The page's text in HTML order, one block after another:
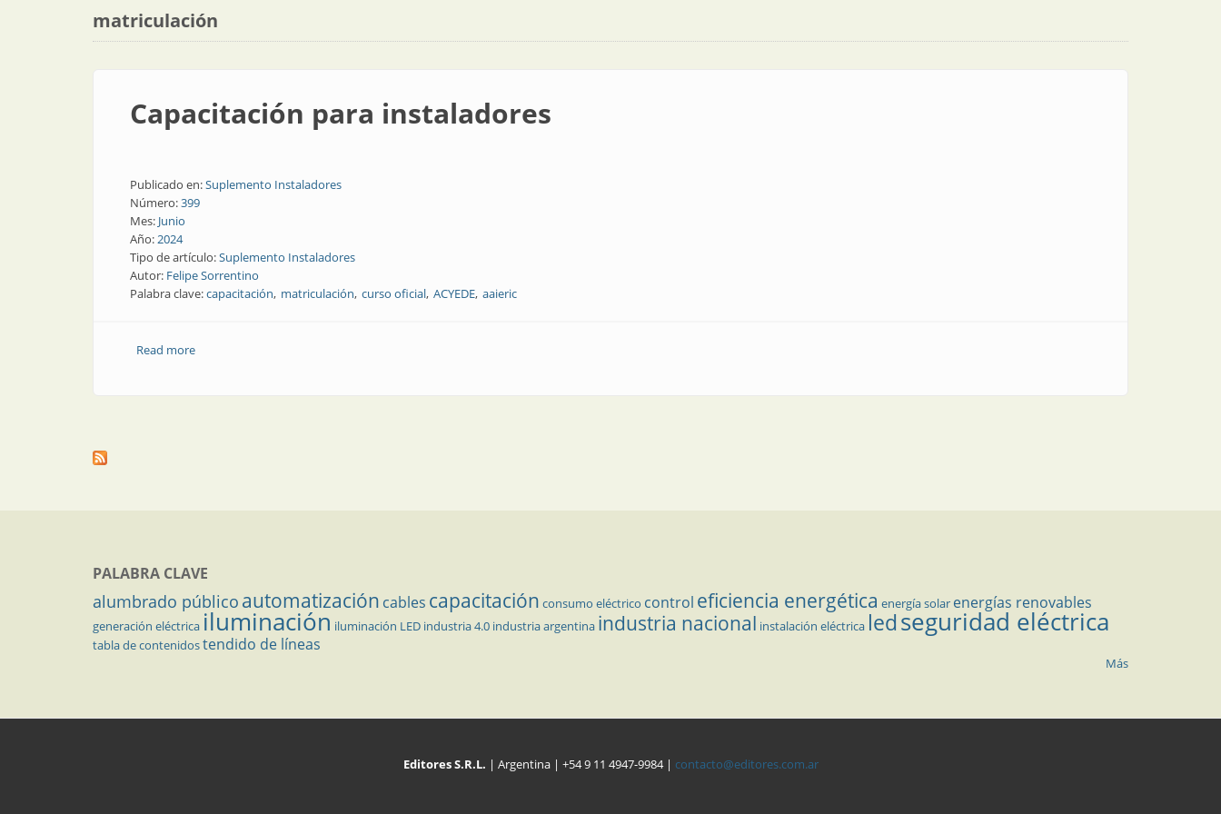
matriculación
Capacitación para instaladores
Publicado en:Suplemento Instaladores
Número:399
Mes: Junio
Año:2024
Tipo de artículo:Suplemento Instaladores
Autor: Felipe Sorrentino
Palabra clave:capacitación matriculación curso oficial ACYEDE aaieric
Read moreabout Capacitación para instaladores
PALABRA CLAVE
alumbrado público automatización cables capacitación consumo eléctrico control eficiencia energética energía solar energías renovables
generación eléctrica iluminación iluminación LED industria 4.0 industria argentina industria nacional instalación eléctrica ledseguridad eléctrica
tabla de contenidostendido de líneas
Más
Editores S.R.L. | Argentina | +54 9 11 4947-9984 | contacto@editores.com.ar